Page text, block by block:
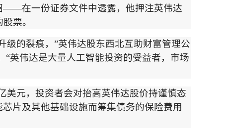
——在一份证券文件中透露，他押注英伟达
股票。
的裂痕， ”英伟达股东西北互助财富管理公
“英伟达是大量人工智能投资的受益者，市场
美元，投资者会对抬高英伟达股价持谨慎态
片及其他基础设施而筹集债务的保险费用